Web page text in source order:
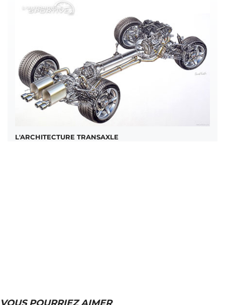
L'ARCHITECTURE TRANSAXLE